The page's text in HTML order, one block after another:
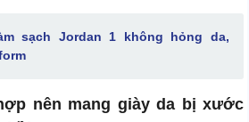
sạch Jordan 1 không hỏng da,
nên mang giày da bị xước